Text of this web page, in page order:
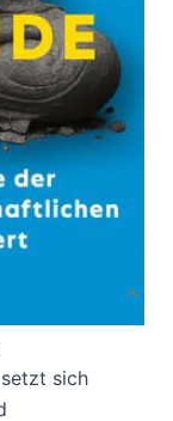
3-
5
sich